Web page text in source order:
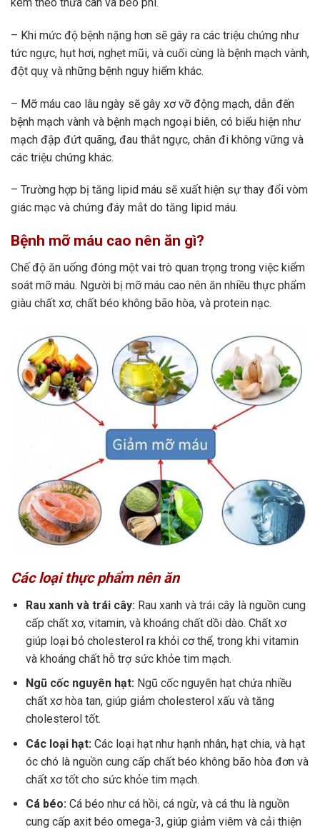
– Khi mức độ bệnh nặng hơn sẽ gây ra các triệu chứng như
tức ngực, hụt hơi, nghẹt mũi, và cuối cùng là bệnh mạch vành,
đột quỵ và những bệnh nguy hiểm khác.
– Mỡ máu cao lâu ngày sẽ gây xơ vỡ động mạch, dẫn đến
bệnh mạch vành và bệnh mạch ngoại biên, có biểu hiện như
mạch đập đứt quãng, đau thắt ngực, chân đi không vững và
các triệu chứng khác.
– Trường hợp bị tăng lipid máu sẽ xuất hiện sự thay đổi vòm
giác mạc và chứng đáy mắt do tăng lipid máu.
Bệnh mỡ máu cao nên ăn gì?
Chế độ ăn uống đóng một vai trò quan trọng trong việc kiểm
soát mỡ máu. Người bị mỡ máu cao nên ăn nhiều thực phẩm
giàu chất xơ, chất béo không bão hòa, và protein nạc.
Các loại thực phẩm nên ăn
Rau xanh và trái cây: Rau xanh và trái cây là nguồn cung
cấp chất xơ, vitamin, và khoáng chất dồi dào. Chất xơ
giúp loại bỏ cholesterol ra khỏi cơ thể, trong khi vitamin
và khoáng chất hỗ trợ sức khỏe tim mạch.
Ngũ cốc nguyên hạt:Ngũ cốc nguyên hạt chứa nhiều
chất xơ hòa tan, giúp giảm cholesterol xấu và tăng
cholesterol tốt.
Các loại hạt:Các loại hạt như hạnh nhân, hạt chia, và hạt
óc chó là nguồn cung cấp chất béo không bão hòa đơn và
chất xơ tốt cho sức khỏe tim mạch.
Cá béo:Cá béo như cá hồi, cá ngừ, và cá thu là nguồn
cung cấp axit béo omega-3, giúp giảm viêm và cải thiện